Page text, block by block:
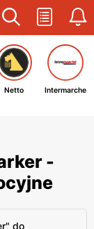
Netto Intermarche
-
do